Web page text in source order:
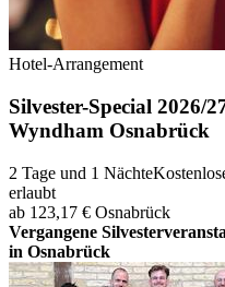
Hotel-Arrangement
Silvester-Special 2026/
Wyndham Osnabrück
2 Tage und 1 Nächte
erlaubt
ab 123,17 € Osnabrück
Vergangene
in Osnabrück